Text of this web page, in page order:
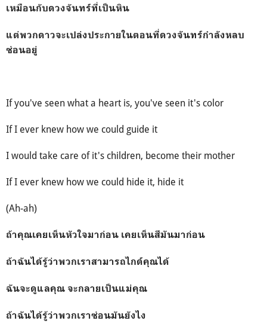
เหมือนกับดวงจันทร์ที่เป็นหิน
แต่พวกดาวจะเปล่งประกายในตอนที่ดวงจันทร์กำลังหลบ
ซ่อนอยู่
If you've seen what a heart is, you've seen it's color
If I ever knew how we could guide it
I would take care of it's children, become their mother
If I ever knew how we could hide it, hide it
(Ah-ah)
ถ้าคุณเคยเห็นหัวใจมาก่อน เคยเห็นสีมันมาก่อน
ถ้าฉันได้รู้ว่าพวกเราสามารถไกด์คุณได้
ฉันจะดูแลคุณ จะกลายเป็นแม่คุณ
ถ้าฉันได้รู้ว่าพวกเราซ่อนมันยังไง